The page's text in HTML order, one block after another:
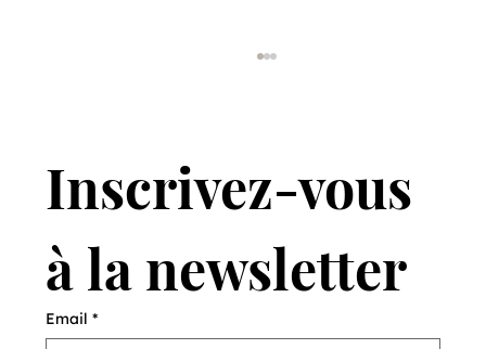
Vendre des lièvres pour en sauver
d'autres
Inscrivez-vous
à la newsletter
Email *